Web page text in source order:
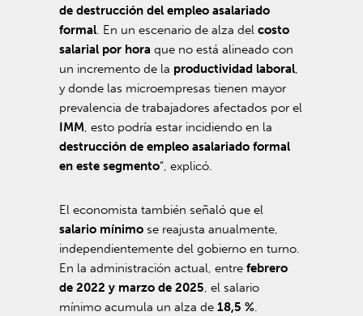
de destrucción del empleo asalariado
formal. En un escenario de alza delcosto
salarial por hora que no está alineado con
un incremento de la productividad laboral,
y donde las microempresas tienen mayor
prevalencia de trabajadores afectados por el
IMM, esto podría estar incidiendo en la
destrucción de empleo asalariado formal
en este segmento“, explicó.
El economista también señaló que el
salario mínimo se reajusta anualmente,
independientemente del gobierno en turno.
En la administración actual, entrefebrero
de 2022 y marzo de 2025, el salario
mínimo acumula un alza de18,5 %.